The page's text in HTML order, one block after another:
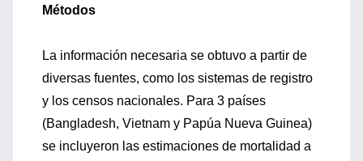
Métodos
La información necesaria se obtuvo a partir de
diversas fuentes, como los sistemas de registro
y los censos nacionales. Para 3 países
(Bangladesh, Vietnam y Papúa Nueva Guinea)
se incluyeron las estimaciones de mortalidad a